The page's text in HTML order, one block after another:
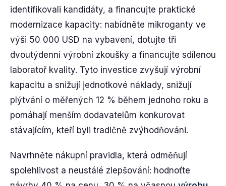
identifikovali kandidáty, a financujte praktické
modernizace kapacity: nabídněte mikroganty ve
výši 50 000 USD na vybavení, dotujte tři
dvoutýdenní výrobní zkoušky a financujte sdílenou
laboratoř kvality. Tyto investice zvyšují výrobní
kapacitu a snižují jednotkové náklady, snižují
plýtvání o měřených 12 % během jednoho roku a
pomáhají menším dodavatelům konkurovat
stávajícím, kteří byli tradičně zvýhodňováni.
Navrhněte nákupní pravidla, která odměňují
spolehlivost a neustálé zlepšování: hodnoťte